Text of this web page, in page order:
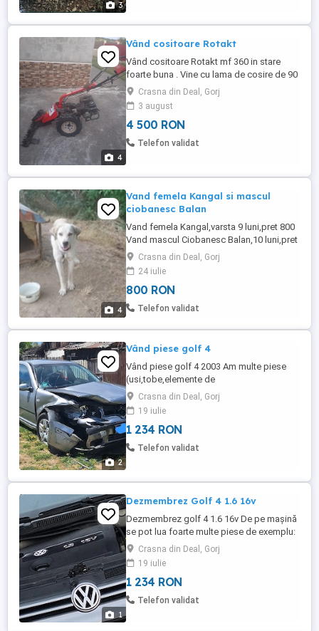
3
4
Vând cositoare Rotakt
Vând cositoare Rotakt mf 360 in stare
foarte buna . Vine cu lama de cosire de 90
cm și cu freză de pământ. Are 6.5 cai și
motorul este Loncin.
Crasna din Deal, Gorj
3 august
4 500 RON
Telefon validat
4
Vand femela Kangal si mascul
ciobanesc Balan
Vand femela Kangal,varsta 9 luni,pret 800
Vand mascul Ciobanesc Balan,10 luni,pret
500Crasna din Deal, Gorj
24 iulie
800 RON
Telefon validat
2
Vând piese golf 4
Vând piese golf 4 2003 Am multe piese
(usi,tobe,elemente de
caroserie,jante,motor,haion,etc) Mașina a
avut motorul de 1.6 16v cod BCB 105CP.
Mașina are cod culoare LD7U pentru cei
interesati de uși,haion,etc.
Crasna din Deal, Gorj
19 iulie
1 234 RON
Telefon validat
1
Dezmembrez Golf 4 1.6 16v
Dezmembrez golf 4 1.6 16v De pe mașină
se pot lua foarte multe piese de exemplu:
-motor 1.6 16v cod motor BCB -catalizator
-usi -haion -interior(scaune,bancheta,etc) -
oglinzi -etc
Crasna din Deal, Gorj
19 iulie
1 234 RON
Telefon validat